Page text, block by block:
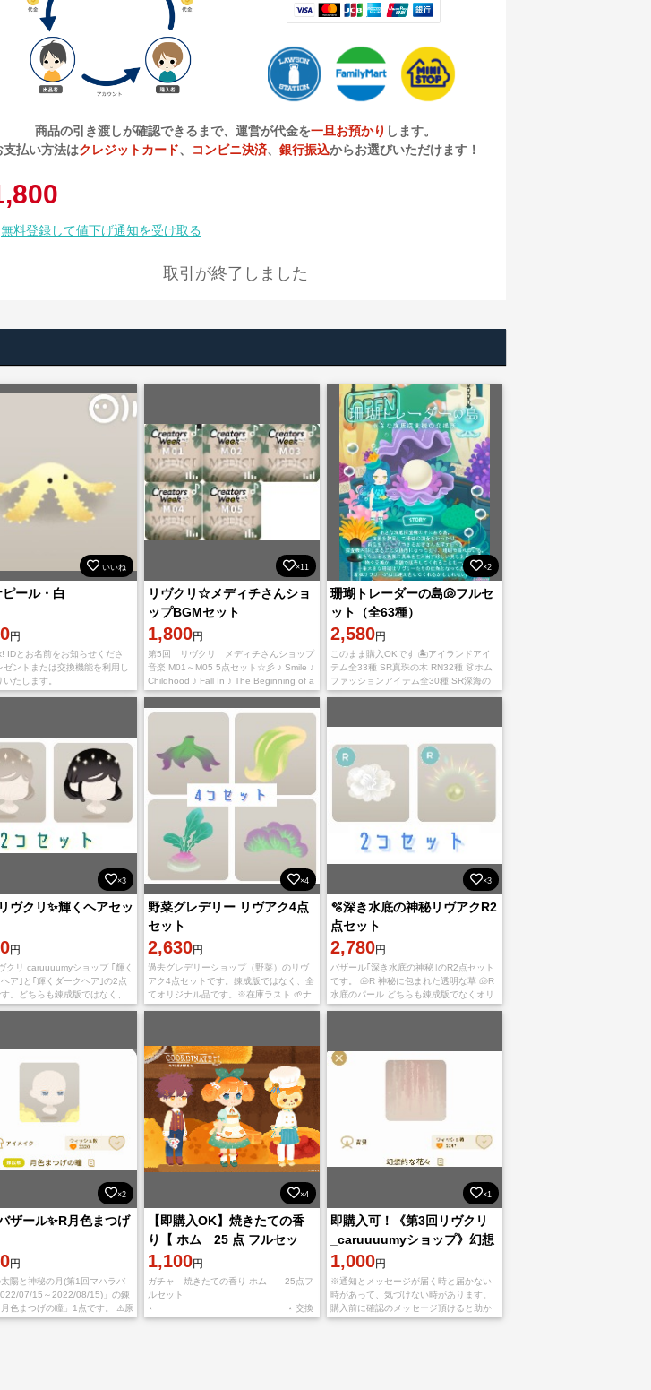
商品の引き渡しが確認できるまで、運営が代金を一旦お預かり します。
支払い方法はクレジットカード、 コンビニ決済、 銀行振込からお選びいただけます！
無料登録して値下げ通知を受け取る
取引が終了しました
いいね
ール・白
円
IDとお名前をお知らせくださ
ゼントまたは交換機能を利用し
たします。
×11
リヴクリ☆メディチさんショ
ップBGMセット
1,800円
第5回 リヴクリ メディチさんショップ
音楽 M01～M05 5点セット☆彡 ♪ Smile ♪
Childhood ♪ Fall In ♪ The Beginning of a
Journ
×2
珊瑚トレーダーの島🐚フルセ
ット（全63種）
2,580円
このまま購入OKです 🏝️アイランドアイ
テム全33種 SR真珠の木 RN32種 👗ホム
ファッションアイテム全30種 SR深海の
ロングヘア RN29種 アイランド・ホムア
×3
ヴクリ✨輝くヘアセッ
円
クリ caruuuumyショップ ｢輝く
ア｣と｢輝くダークヘア｣の2点
。どちらも錬成版ではなく、
品です。 即購入可〇（お取置
×4
野菜グレデリー リヴアク4点
セット
2,630円
過去グレデリーショップ（野菜）のリヴ
アク4点セットです。錬成版ではなく、全
てオリジナル品です。※在庫ラスト 🌱‬‪ナ
スヘタハット 🌱リヴリー用コーンのヒゲ
×3
🫧‪深き水底の神秘リヴアクR2
点セット
2,780円
バザール｢深き水底の神秘｣のR2点セット
です。 🐚R 神秘に包まれた透明な草 🐚R
水底のパール どちらも錬成版でなくオリ
ジナル品です。 ※在庫ラスト 即購入可〇
×2
ザール✨R月色まつげ
円
太陽と神秘の月(第1回マハラバ
07/15～2022/08/15)」の錬
月色まつげの瞳」1点です。 ⚠️原
ナルのお渡しではなくレプリ
×4
【即購入OK】焼きたての香
り【 ホム 25 点 フルセッ
ト】
1,100円
ガチャ 焼きたての香り ホム 25点フ
ルセット
⋆┈┈┈┈┈┈┈┈┈┈┈┈┈┈┈⋆ 交換
機能での対応になります ・購入後取引ペ
×1
即購入可！《第3回リヴクリ
_caruuuumyショップ》幻想
的な花々(L2325)
1,000円
※通知とメッセージが届く時と届かない
時があって、気づけない時があります。
購入前に確認のメッセージ頂けると助か
ります 購入後、メッセージにてフレンド